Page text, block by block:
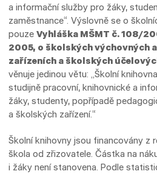
a informační služby pro žáky,
zaměstnance“. Výslovně se o
pouzeVyhláška MŠMT č. 108/
2005, o školských výchovných
zařízeních a školských
věnuje jedinou větu: „Školní
studijně pracovní, knihovnické a
žáky, studenty, popřípadě
a školských zařízení.“
Školní knihovny jsou financovány z
škola od zřizovatele. Částka na
i žáky není stanovena. Podle